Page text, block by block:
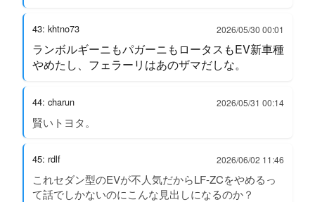
43: khtno73 2026/05/30 00:01
ランボルギーニもパガーニもロータスもEV新車種
やめたし、フェラーリはあのザマだしな。
44: charun 2026/05/31 00:14
賢いトヨタ。
45: rdlf 2026/06/02 11:46
これセダン型のEVが不人気だからLF-ZCをやめるっ
て話でしかないのにこんな見出しになるのか？